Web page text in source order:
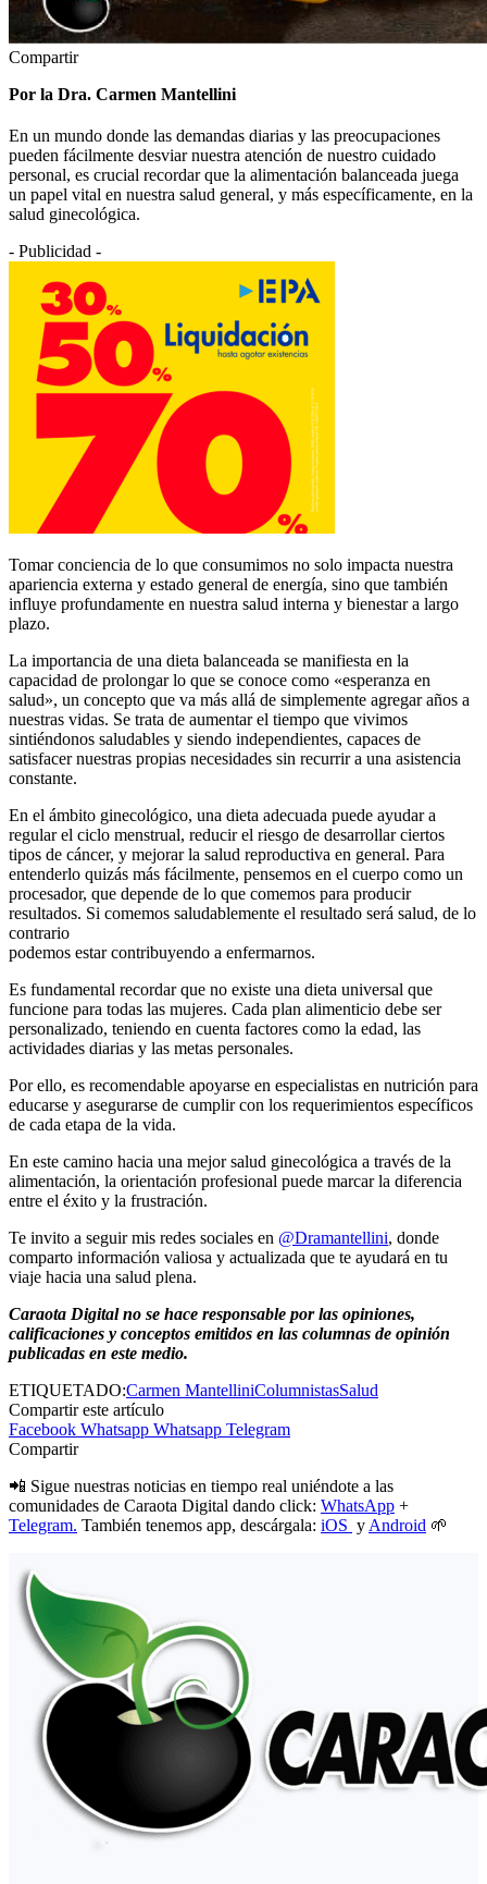
Compartir
Por la Dra. Carmen Mantellini
En un mundo donde las demandas diarias y las preocupaciones
pueden fácilmente desviar nuestra atención de nuestro cuidado
personal, es crucial recordar que la alimentación balanceada juega
un papel vital en nuestra salud general, y más específicamente, en la
salud ginecológica.
- Publicidad -
Tomar conciencia de lo que consumimos no solo impacta nuestra
apariencia externa y estado general de energía, sino que también
influye profundamente en nuestra salud interna y bienestar a largo
plazo.
La importancia de una dieta balanceada se manifiesta en la
capacidad de prolongar lo que se conoce como «esperanza en
salud», un concepto que va más allá de simplemente agregar años a
nuestras vidas. Se trata de aumentar el tiempo que vivimos
sintiéndonos saludables y siendo independientes, capaces de
satisfacer nuestras propias necesidades sin recurrir a una asistencia
constante.
En el ámbito ginecológico, una dieta adecuada puede ayudar a
regular el ciclo menstrual, reducir el riesgo de desarrollar ciertos
tipos de cáncer, y mejorar la salud reproductiva en general. Para
entenderlo quizás más fácilmente, pensemos en el cuerpo como un
procesador, que depende de lo que comemos para producir
resultados. Si comemos saludablemente el resultado será salud, de lo
contrario
podemos estar contribuyendo a enfermarnos.
Es fundamental recordar que no existe una dieta universal que
funcione para todas las mujeres. Cada plan alimenticio debe ser
personalizado, teniendo en cuenta factores como la edad, las
actividades diarias y las metas personales.
Por ello, es recomendable apoyarse en especialistas en nutrición para
educarse y asegurarse de cumplir con los requerimientos específicos
de cada etapa de la vida.
En este camino hacia una mejor salud ginecológica a través de la
alimentación, la orientación profesional puede marcar la diferencia
entre el éxito y la frustración.
Te invito a seguir mis redes sociales en @Dramantellini, donde
comparto información valiosa y actualizada que te ayudará en tu
viaje hacia una salud plena.
Caraota Digital no se hace responsable por las opiniones,
calificaciones y conceptos emitidos en las columnas de opinión
publicadas en este medio.
ETIQUETADO:Carmen MantelliniColumnistasSalud
Compartir este artículo
Facebook Whatsapp Whatsapp Telegram
Compartir
📲 Sigue nuestras noticias en tiempo real uniéndote a las
comunidades de Caraota Digital dando click: WhatsApp +
Telegram. También tenemos app, descárgala: iOS y Android 🌱